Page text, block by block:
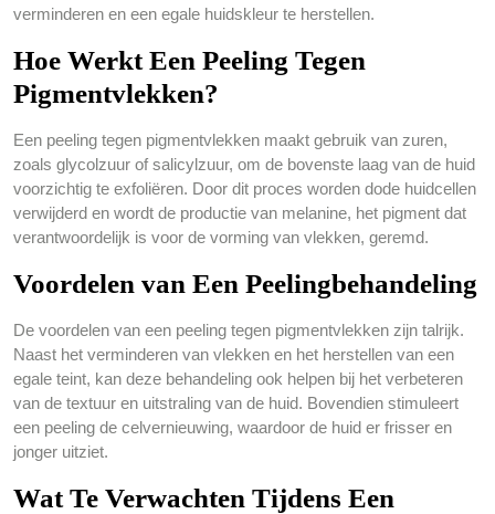
verminderen en een egale huidskleur te herstellen.
Hoe Werkt Een Peeling Tegen
Pigmentvlekken?
Een peeling tegen pigmentvlekken maakt gebruik van zuren,
zoals glycolzuur of salicylzuur, om de bovenste laag van de huid
voorzichtig te exfoliëren. Door dit proces worden dode huidcellen
verwijderd en wordt de productie van melanine, het pigment dat
verantwoordelijk is voor de vorming van vlekken, geremd.
Voordelen van Een Peelingbehandeling
De voordelen van een peeling tegen pigmentvlekken zijn talrijk.
Naast het verminderen van vlekken en het herstellen van een
egale teint, kan deze behandeling ook helpen bij het verbeteren
van de textuur en uitstraling van de huid. Bovendien stimuleert
een peeling de celvernieuwing, waardoor de huid er frisser en
jonger uitziet.
Wat Te Verwachten Tijdens Een